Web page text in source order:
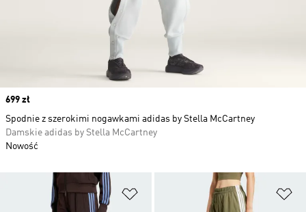
Dodaj do listy życzeń
Price
699 zł
Spodnie z szerokimi nogawkami adidas by Stella McCartney
Damskie adidas by Stella McCartney
Nowość